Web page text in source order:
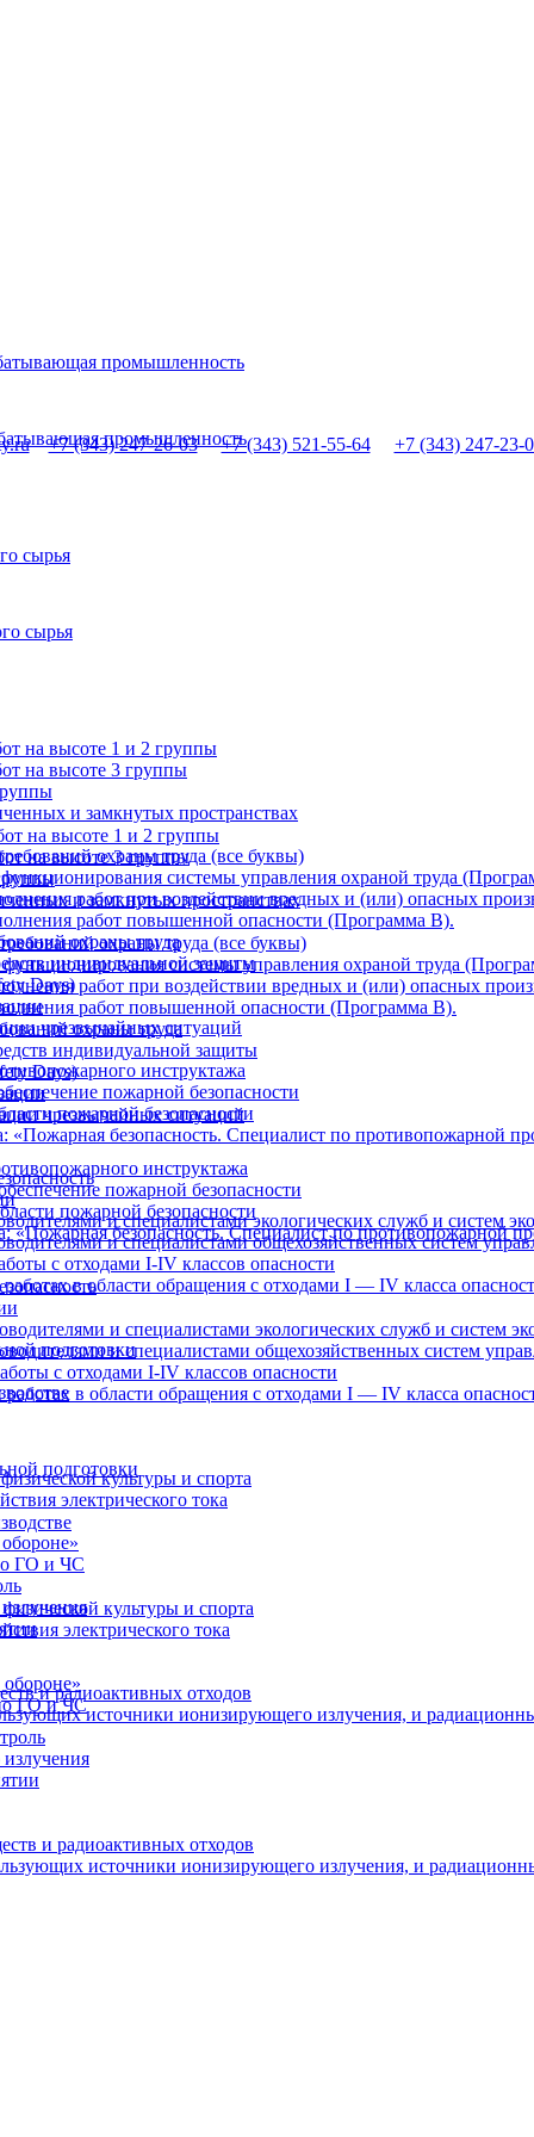
промышленность
сырья
на высоте 1 и 2 группы
на высоте 3 группы
и замкнутых пространствах
охраны труда (все буквы)
системы управления охраной труда
работ при воздействии вредных и (или) опасных
работ повышенной опасности (Программа В).
охраны труда
индивидуальной защиты
Days)
чрезвычайных ситуаций
инструктажа
пожарной безопасности
пожарной безопасности
«Пожарная безопасность. Специалист по противопожарной
и специалистами экологических служб и систем
и специалистами общехозяйственных систем
с отходами I-IV классов опасности
в области обращения с отходами I — IV класса
подготовки
культуры и спорта
электрического тока
ГО и ЧС
и радиоактивных отходов
источники ионизирующего излучения, и
+7 (343) 247-26-03 +7 (343) 521-55-64 +7 (343) 247-23-
промышленность
сырья
на высоте 1 и 2 группы
на высоте 3 группы
и замкнутых пространствах
охраны труда (все буквы)
системы управления охраной труда
работ при воздействии вредных и (или) опасных
работ повышенной опасности (Программа В).
охраны труда
индивидуальной защиты
Days)
чрезвычайных ситуаций
инструктажа
пожарной безопасности
пожарной безопасности
«Пожарная безопасность. Специалист по противопожарной
и специалистами экологических служб и систем
и специалистами общехозяйственных систем
с отходами I-IV классов опасности
работах в области обращения с отходами I — IV класса
подготовки
культуры и спорта
электрического тока
ГО и ЧС
и радиоактивных отходов
источники ионизирующего излучения, и